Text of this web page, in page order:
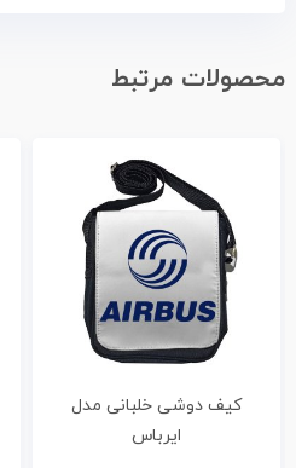
محصولات مرتبط
کیف دوشی خلبانی مدل
ایرباس